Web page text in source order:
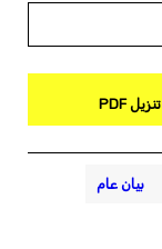
تنزيل PDF
بيان عام